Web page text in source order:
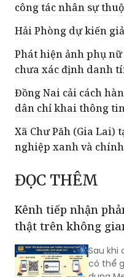
Kỳ họp thứ 6 HĐND
công tác nhân sự
Hải Phòng dự kiến
Phát hiện ảnh phụ
chưa xác định danh
Đồng Nai cải cách
dân chỉ khai thông
Xã Chư Păh (Gia Lai)
nghiệp xanh và chính
ĐỌC THÊM
Kênh tiếp nhận
thật trên không